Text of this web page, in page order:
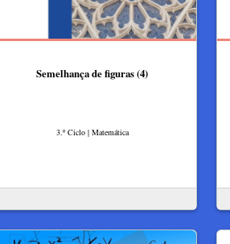
Semelhança de figuras (4)
3.º Ciclo | Matemática